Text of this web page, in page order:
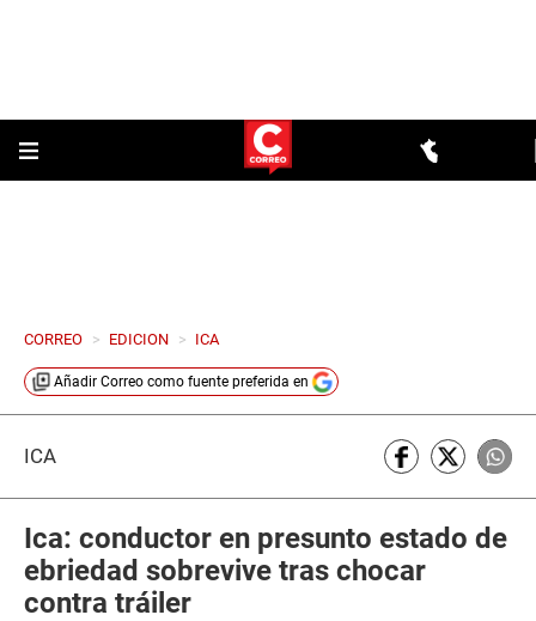
CORREO > EDICION > ICA
Añadir Correo como fuente preferida en
ICA
Ica: conductor en presunto estado de
ebriedad sobrevive tras chocar
contra tráiler